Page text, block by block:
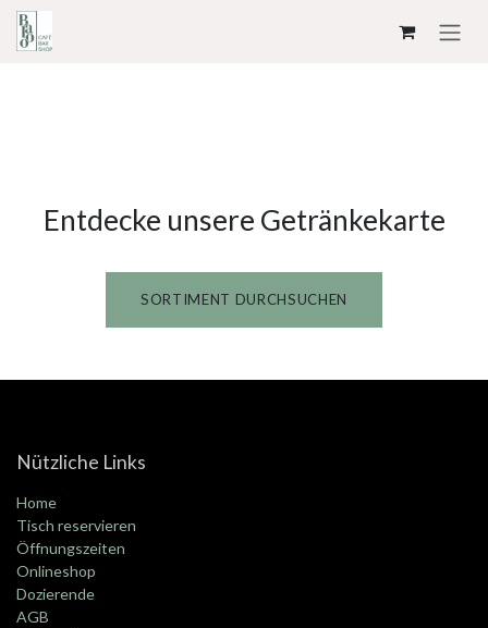
Entdecke unsere Getränkekarte
SORTIMENT DURCHSUCHEN
Nützliche Links
Home
Tisch reservieren
Öffnungszeiten
Onlineshop
Dozierende
AGB